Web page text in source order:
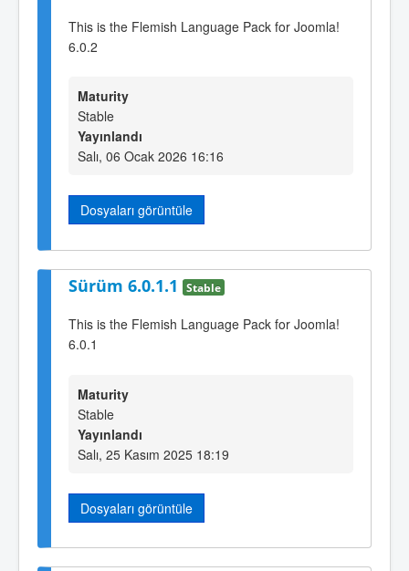
This is the Flemish Language Pack for Joomla!
6.0.2
Maturity
Stable
Yayınlandı
Salı, 06 Ocak 2026 16:16
Dosyaları görüntüle
Sürüm 6.0.1.1 Stable
This is the Flemish Language Pack for Joomla!
6.0.1
Maturity
Stable
Yayınlandı
Salı, 25 Kasım 2025 18:19
Dosyaları görüntüle